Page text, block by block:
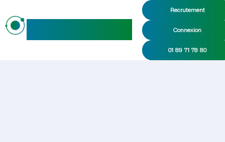
Recrutement
Connexion
01 89 71 78 80